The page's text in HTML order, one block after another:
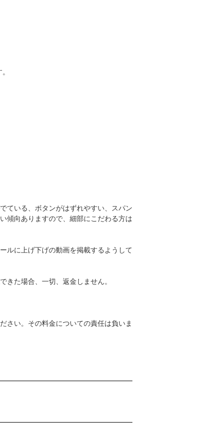
ている、ボタンがはずれやすい、スパン
傾向ありますので、細部にこだわる方は
ルに上げ下げの動画を掲載するようして
きた場合、一切、返金しません。
さい。その料金についての責任は負いま